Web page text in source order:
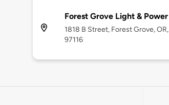
Forest Grove Light & Power
1818 B Street, Forest Grove, OR,
97116